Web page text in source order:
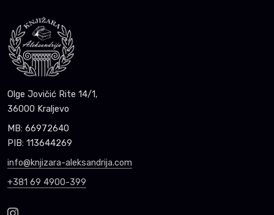
Olge Jovičić Rite 14/1,
36000 Kraljevo
MB: 66972640
PIB: 113644269
info@knjizara-aleksandrija.com
+381 69 4900-399